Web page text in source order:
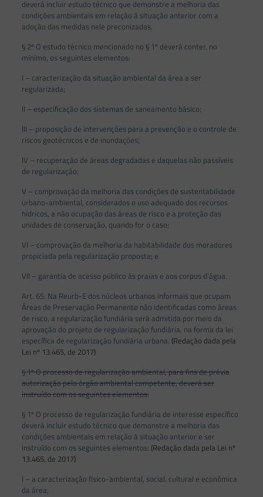
deverá incluir estudo técnico que demonstre a melhoria das
condições ambientais em relação à situação anterior com a
adoção das medidas nele preconizadas.
§ 2º O estudo técnico mencionado no § 1º deverá conter, no
mínimo, os seguintes elementos:
I – caracterização da situação ambiental da área a ser
regularizada;
II – especificação dos sistemas de saneamento básico;
III – proposição de intervenções para a prevenção e o controle de
riscos geotécnicos e de inundações;
IV – recuperação de áreas degradadas e daquelas não passíveis
de regularização;
V – comprovação da melhoria das condições de sustentabilidade
urbano-ambiental, considerados o uso adequado dos recursos
hídricos, a não ocupação das áreas de risco e a proteção das
unidades de conservação, quando for o caso;
VI – comprovação da melhoria da habitabilidade dos moradores
propiciada pela regularização proposta; e
VII – garantia de acesso público às praias e aos corpos d’água.
Art. 65. Na Reurb-E dos núcleos urbanos informais que ocupam
Áreas de Preservação Permanente não identificadas como áreas
de risco, a regularização fundiária será admitida por meio da
aprovação do projeto de regularização fundiária, na forma da lei
específica de regularização fundiária urbana. (Redação dada pela
Lei nº 13.465, de 2017)
§ 1º O processo de regularização ambiental, para fins de prévia
autorização pelo órgão ambiental competente, deverá ser
instruído com os seguintes elementos:
§ 1º O processo de regularização fundiária de interesse específico
deverá incluir estudo técnico que demonstre a melhoria das
condições ambientais em relação à situação anterior e ser
instruído com os seguintes elementos: (Redação dada pela Lei nº
13.465, de 2017)
I – a caracterização físico-ambiental, social, cultural e econômica
da área;